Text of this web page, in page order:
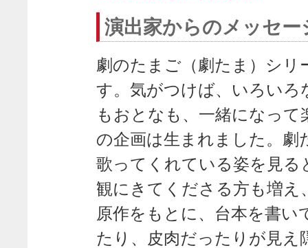
演出家からのメッセー
劇のたまご（劇たま）シリ
す。気がつけば、いろいろ
もおとなも、一緒になっ
の企画は生まれました。
歌ってくれている姿を見
観にきてくださる方も増
原作をもとに、台本を書
たり、皮肉だったりが見